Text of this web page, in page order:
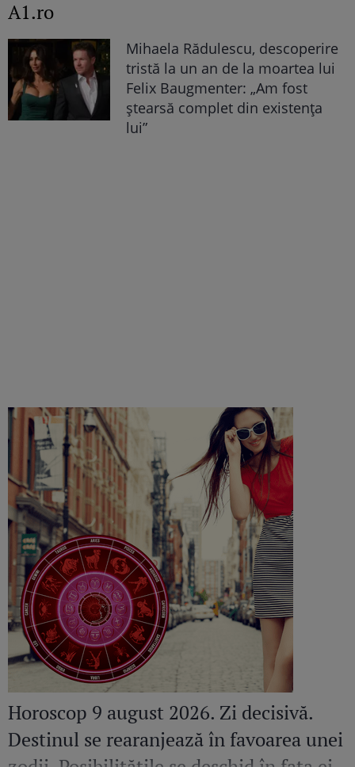
A1.ro
Mihaela Rădulescu, descoperire
tristă la un an de la moartea lui
Felix Baugmenter: „Am fost
ștearsă complet din existența
lui”
Horoscop 9 august 2026. Zi decisivă.
Destinul se rearanjează în favoarea unei